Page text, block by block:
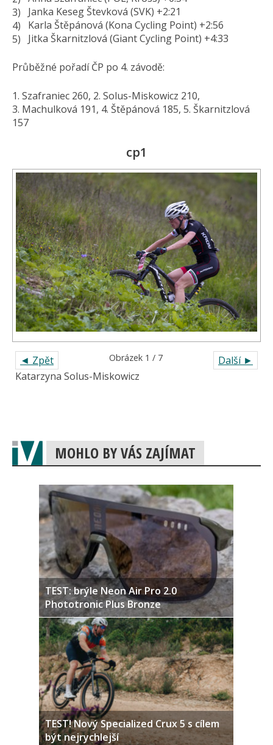
Janka Keseg Števková (SVK) +2:21
Karla Štěpánová (Kona Cycling Point) +2:56
Jitka Škarnitzlová (Giant Cycling Point) +4:33
Průběžné pořadí ČP po 4. závodě:
1. Szafraniec 260, 2. Solus-Miskowicz 210,
3. Machulková 191, 4. Štěpánová 185, 5. Škarnitzlová
157
cp1
◄ Zpět Další ►
Obrázek 1 / 7
Katarzyna Solus-Miskowicz
MOHLO BY VÁS ZAJÍMAT
TEST: brýle Neon Air Pro 2.0
Phototronic Plus Bronze
TEST! Nový Specialized Crux 5 s cílem
být nejrychlejší